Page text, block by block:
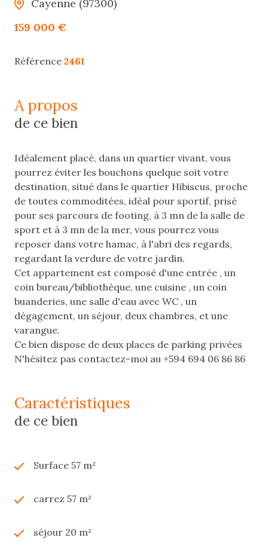
Cayenne (97300)
159 000 €
Référence 2461
a propos
de ce bien
Idéalement placé, dans un quartier vivant, vous
pourrez éviter les bouchons quelque soit votre
destination, situé dans le quartier Hibiscus, proche
de toutes commoditées, idéal pour sportif, prisé
pour ses parcours de footing, à 3 mn de la salle de
sport et à 3 mn de la mer, vous pourrez vous
reposer dans votre hamac, à l'abri des regards,
regardant la verdure de votre jardin.
Cet appartement est composé d'une entrée , un
coin bureau/bibliothèque, une cuisine , un coin
buanderies, une salle d'eau avec WC , un
dégagement, un séjour, deux chambres, et une
varangue.
Ce bien dispose de deux places de parking privées
N'hésitez pas contactez-moi au +594 694 06 86 86
caractéristiques
de ce bien
Surface 57 m²
carrez 57 m²
séjour 20 m²